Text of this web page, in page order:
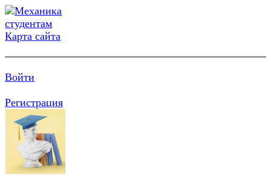
Карта сайта
Войти
Регистрация